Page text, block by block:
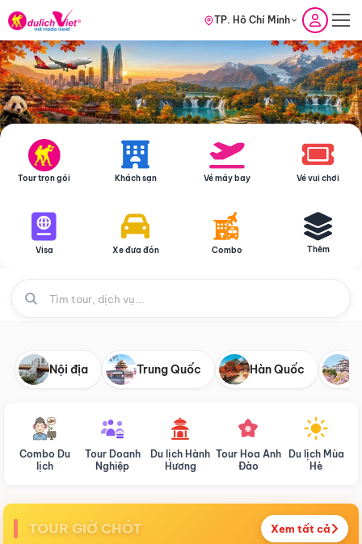
TP. Hồ Chí Minh
Tour trọn gói Khách sạn Vé máy bay Vé vui chơi
Visa Xe đưa đón Combo Thêm
Nội địa Trung Quốc Hàn Quốc
Combo Du
lịch
Tour Doanh
Nghiệp
Du lịch Hành
Hương
Tour Hoa Anh
Đào
Du lịch Mùa
Hè
TOUR GIỜ CHÓT Xem tất cả
Điểm nổi bật